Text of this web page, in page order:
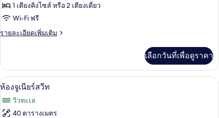
ซู
พี
เรีย
1 เตียงคิงไซส์ หรือ 2 เตียงเดี่ยว
Wi-Fi ฟรี
รายละเอียดเพิ่มเติม
ราย
เกี่ยว
กับ
ห้อง
พี
เรีย
เลือกวันที่เพื่อดูราคา
เปิด
ภาพถ่าย
ทั้งหมด
ห้องจูเนียร์สวีท | เครื่องนอนระดับพรีเ
9
ห้องจูเนียร์สวีท
วิวทะเล
40 ตารางเมตร